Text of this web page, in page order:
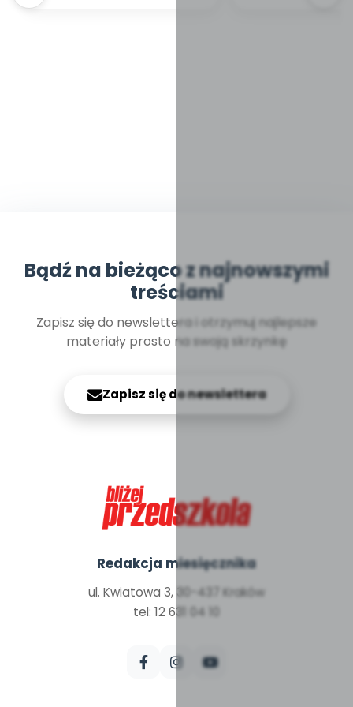
Bądź na bieżąco z najnowszymi
treściami
Zapisz się do newslettera i otrzymuj najlepsze
materiały prosto na swoją skrzynkę
Zapisz się do newslettera
Redakcja miesięcznika
ul. Kwiatowa 3, 30-437 Kraków
tel: 12 631 04 10